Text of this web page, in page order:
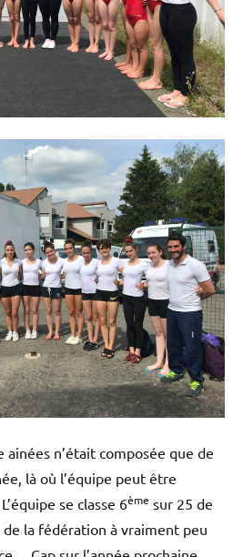
ainées n’était composée que de
là où l’équipe peut être
se classe 6ème sur 25 de
la fédération à vraiment peu